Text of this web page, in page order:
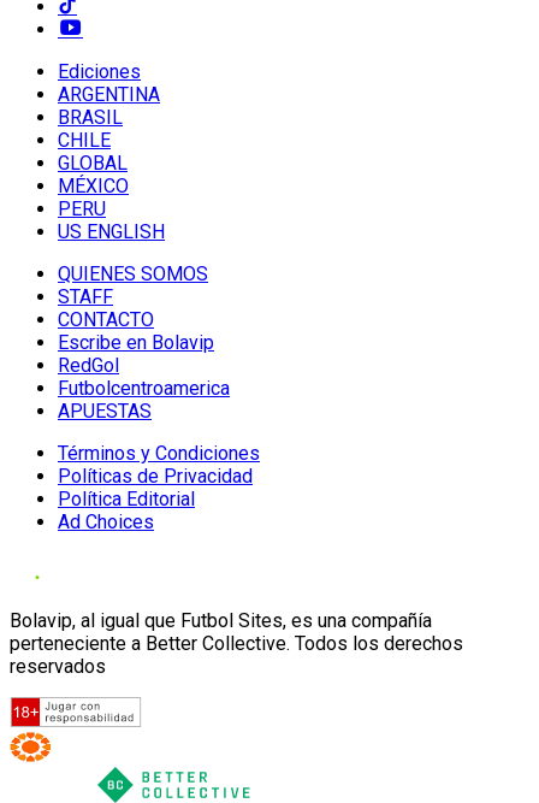
Ediciones
ARGENTINA
BRASIL
CHILE
GLOBAL
MÉXICO
PERU
US ENGLISH
QUIENES SOMOS
STAFF
CONTACTO
Escribe en Bolavip
RedGol
Futbolcentroamerica
APUESTAS
Términos y Condiciones
Políticas de Privacidad
Política Editorial
Ad Choices
Bolavip, al igual que Futbol Sites, es una compañía
perteneciente a Better Collective. Todos los derechos
reservados